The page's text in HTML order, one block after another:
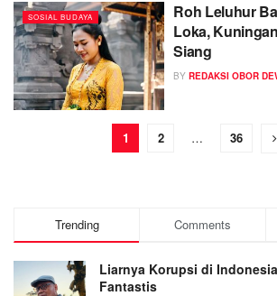
SOSIAL BUDAYA
Roh Leluhur
Loka,
Siang
BY REDAKSI OBOR
1 2 … 36
Trending Comments
Liarnya Korupsi di
Fantastis